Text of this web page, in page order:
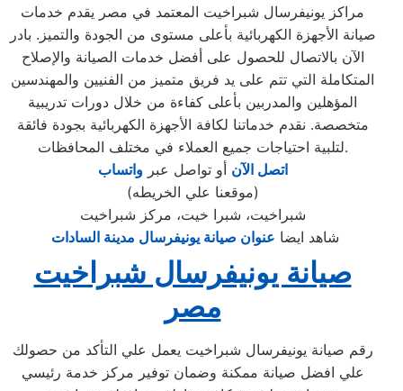
مراكز يونيفرسال شبراخيت المعتمد في مصر يقدم خدمات
صيانة الأجهزة الكهربائية بأعلى مستوى من الجودة والتميز. بادر
الآن بالاتصال للحصول على أفضل خدمات الصيانة والإصلاح
المتكاملة التي تتم على يد فريق متميز من الفنيين والمهندسين
المؤهلين والمدربين بأعلى كفاءة من خلال دورات تدريبية
متخصصة. نقدم خدماتنا لكافة الأجهزة الكهربائية بجودة فائقة
لتلبية احتياجات جميع العملاء في مختلف المحافظات.
اتصل الآن أو تواصل عبرواتساب
(موقعنا علي الخريطه)
شبراخيت، شبرا خيت، مركز شبراخيت
شاهد ايضا عنوان صيانة يونيفرسال مدينة السادات
صيانة يونيفرسال شبراخيت
مصر
رقم صيانة يونيفرسال شبراخيت يعمل علي التأكد من حصولك
علي افضل صيانة ممكنة وضمان توفير مركز خدمة رئيسي